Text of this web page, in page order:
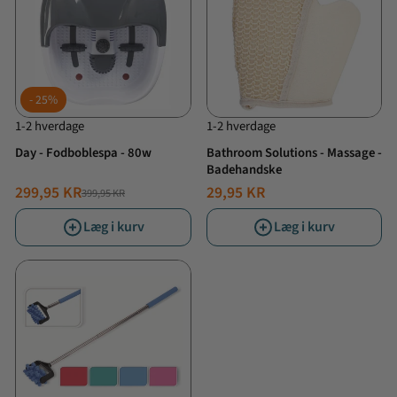
25%
1-2 hverdage
Day - Fodboblespa - 80w
NORMALPRIS399,95 KR
TILBUDSPRIS
299,95 KR
Læg i kurv
1-2 hverdage
Bathroom Solutions - Massage -
Badehandske
29,95 KR
Læg i kurv